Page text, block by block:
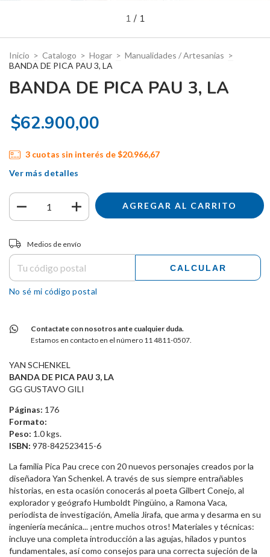
1 / 1
Inicio > Catalogo > Hogar > Manualidades / Artesanias >
BANDA DE PICA PAU 3, LA
BANDA DE PICA PAU 3, LA
$62.900,00
3 cuotas sin interés de$20.966,67
Ver más detalles
Entregas para el CP:
Medios de envío
CALCULAR
No sé mi código postal
Contactate con nosotros ante cualquier duda.
Estamos en contacto en el número 11 4811-0507.
YAN SCHENKEL
BANDA DE PICA PAU 3, LA
GG GUSTAVO GILI
Páginas: 176
Formato:
Peso: 1.0 kgs.
ISBN: 978-842523415-6
La familia Pica Pau crece con 20 nuevos personajes creados por la
diseñadora Yan Schenkel. A través de sus siempre entrañables
historias, en esta ocasión conocerás al poeta Gilbert Conejo, al
explorador y geógrafo Humboldt Pingüino, a Ramona Vaca,
periodista de investigación, Amelia Jirafa, que arma y desarma en su
ingeniería mecánica... ¡entre muchos otros! Materiales y técnicas:
incluye una completa introducción a las agujas, hilados y puntos
fundamentales, así como consejos para una correcta sujeción de la